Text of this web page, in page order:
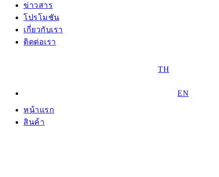
ข่าวสาร
โปรโมชัน
เกี่ยวกับเรา
ติดต่อเรา
TH
EN
หน้าแรก
สินค้า